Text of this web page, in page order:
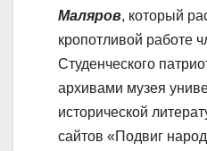
Маляров, который
кропотливой работе
Студенческого
архивами музея
исторической
сайтов «Подвиг